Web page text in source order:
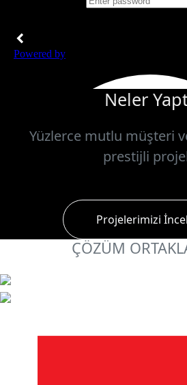
Neler
Yüzlerce mutlu müşteri
prestijli
Projelerimizi
ÇÖZÜM